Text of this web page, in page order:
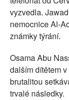
vyzvedla.
nemocnice Al-
známky týrání.
Osama Abu
dalším dítětem
brutalitou
trvalé následky.